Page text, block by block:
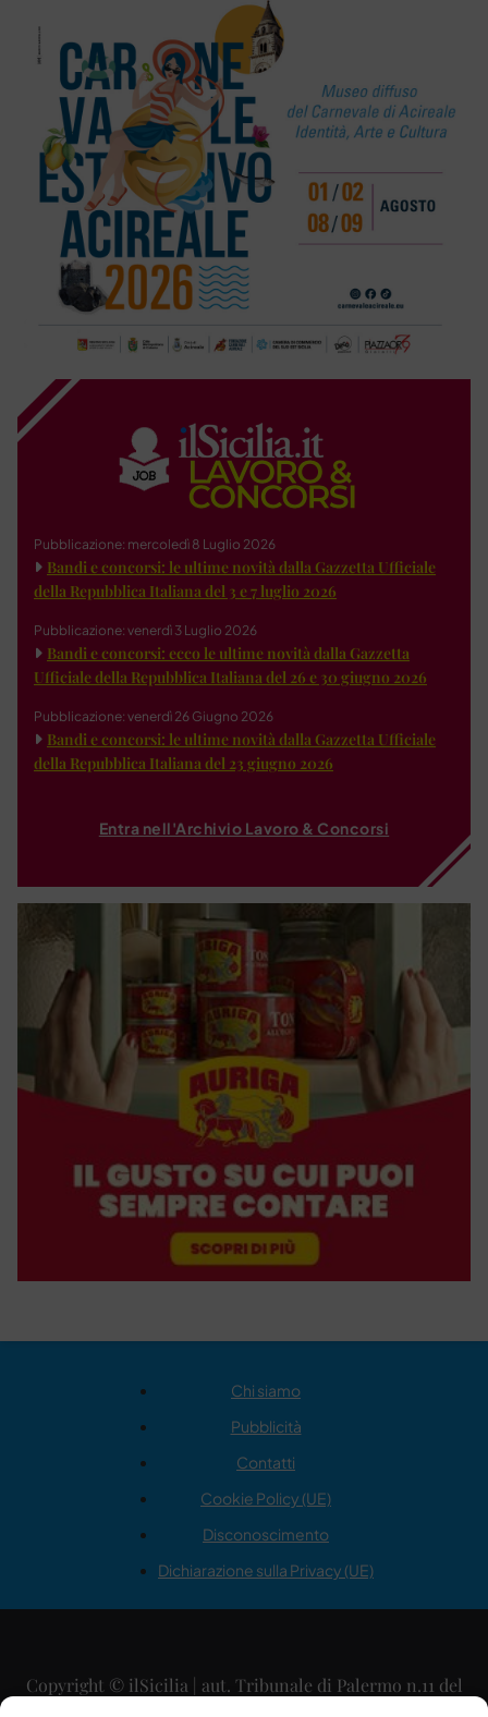
Pubblicazione: mercoledì 8 Luglio 2026
Bandi e concorsi: le ultime novità dalla Gazzetta Ufficiale
della Repubblica Italiana del 3 e 7 luglio 2026
Pubblicazione: venerdì 3 Luglio 2026
Bandi e concorsi: ecco le ultime novità dalla Gazzetta
Ufficiale della Repubblica Italiana del 26 e 30 giugno 2026
Pubblicazione: venerdì 26 Giugno 2026
Bandi e concorsi: le ultime novità dalla Gazzetta Ufficiale
della Repubblica Italiana del 23 giugno 2026
Entra nell'Archivio Lavoro & Concorsi
Chi siamo
Pubblicità
Contatti
Cookie Policy (UE)
Disconoscimento
Dichiarazione sulla Privacy (UE)
Copyright © ilSicilia | aut. Tribunale di Palermo n.11 del